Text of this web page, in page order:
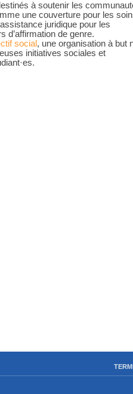
à soutenir les
une couverture pour les
juridique pour les
d’affirmation de genre.
social , une organisation à but
initiatives sociales et